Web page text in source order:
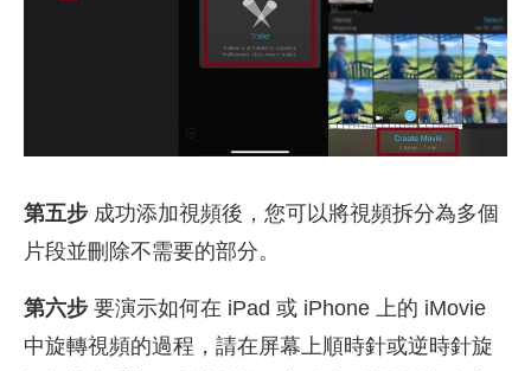
第五步 成功添加視頻後，您可以將視頻拆分為多個
片段並刪除不需要的部分。
第六步 要演示如何在 iPad 或 iPhone 上的 iMovie
中旋轉視頻的過程，請在屏幕上順時針或逆時針旋